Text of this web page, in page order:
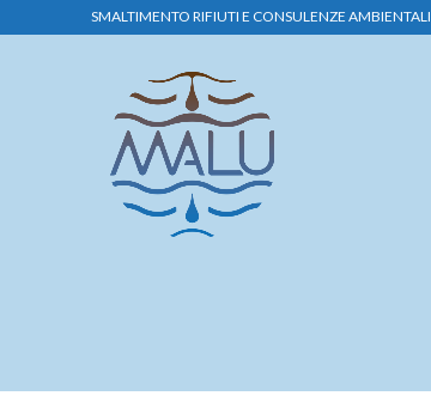
SMALTIMENTO RIFIUTI E CONSULENZE AMBIENTALI